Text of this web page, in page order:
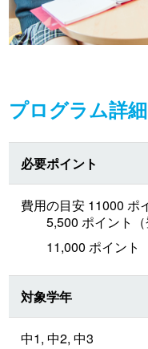
プログラム詳細
必要ポイント
費用の目安 11000 ポ
5,500 ポイント（
11,000 ポイント
対象学年
中1, 中2, 中3